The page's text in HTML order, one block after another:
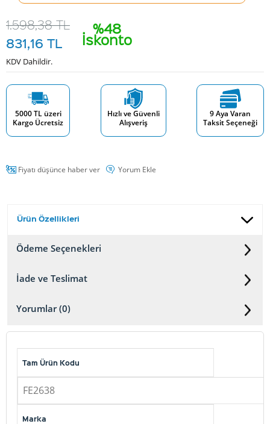
%48
İskonto
1.598,38TL
831,16 TL
KDV Dahildir.
5000 TL üzeri
Kargo Ücretsiz
Hızlı ve Güvenli
Alışveriş
9 Aya Varan
Taksit Seçeneği
Fiyatı düşünce haber ver Yorum Ekle
Ürün Özellikleri
Ödeme Seçenekleri
İade ve Teslimat
Yorumlar (0)
Tam Ürün Kodu
FE2638
Marka